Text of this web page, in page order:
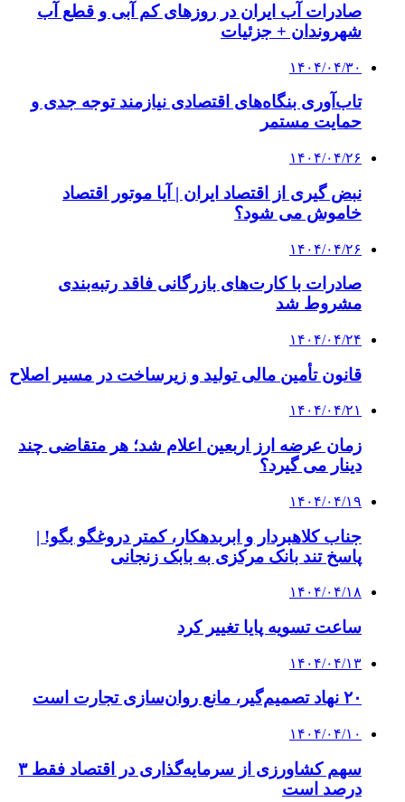
صادرات آب ایران در روزهای کم آبی و قطع آب
شهروندان + جزئیات
۱۴۰۴/۰۴/۳۰
تاب‌آوری بنگاه‌های اقتصادی نیازمند توجه جدی و
حمایت مستمر
۱۴۰۴/۰۴/۲۶
نبض گیری از اقتصاد ایران | آیا موتور اقتصاد
خاموش می شود؟
۱۴۰۴/۰۴/۲۶
صادرات با کارت‌های بازرگانی فاقد رتبه‌بندی
مشروط شد
۱۴۰۴/۰۴/۲۴
قانون تأمین مالی تولید و زیرساخت در مسیر اصلاح
۱۴۰۴/۰۴/۲۱
زمان عرضه ارز اربعین اعلام شد؛ هر متقاضی چند
دینار می گیرد؟
۱۴۰۴/۰۴/۱۹
جناب کلاهبردار و ابربدهکار، کمتر دروغگو بگو! |
پاسخ تند بانک مرکزی به بابک زنجانی
۱۴۰۴/۰۴/۱۸
ساعت تسویه پایا تغییر کرد
۱۴۰۴/۰۴/۱۳
۲۰ نهاد تصمیم‌گیر، مانع روان‌سازی تجارت است
۱۴۰۴/۰۴/۱۰
سهم کشاورزی از سرمایه‌گذاری در اقتصاد فقط ۳
درصد است